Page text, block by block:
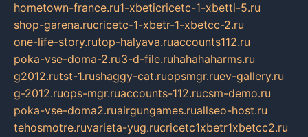
hometown-france.ru1-xbeticricetc-1-xbetti-5.ru
shop-garena.rucricetc-1-xbetr-1-xbetcc-2.ru
one-life-story.rutop-halyava.ruaccounts112.ru
poka-vse-doma-2.ru3-d-file.ruhahahaharms.ru
g2012.rutst-1.rushaggy-cat.ruopsmgr.ruev-gallery.ru
g-2012.ruops-mgr.ruaccounts-112.rucsm-demo.ru
poka-vse-doma2.ruairgungames.ruallseo-host.ru
tehosmotre.ruvarieta-yug.rucricetc1xbetr1xbetcc2.ru